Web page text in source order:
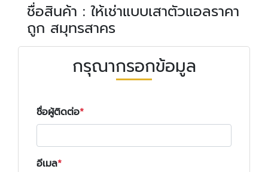
ชื่อสินค้า : ให้เช่าแบบเสาตัวแอลราคา
ถูก สมุทรสาคร
กรุณากรอกข้อมูล
ชื่อผู้ติดต่อ
อีเมล